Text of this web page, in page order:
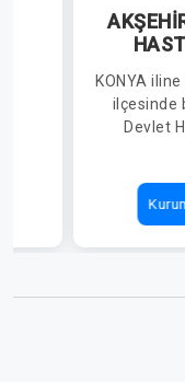
KONYA
ilçesinde
Devlet